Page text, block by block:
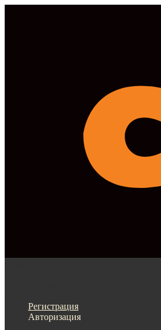
Регистрация
Авторизация